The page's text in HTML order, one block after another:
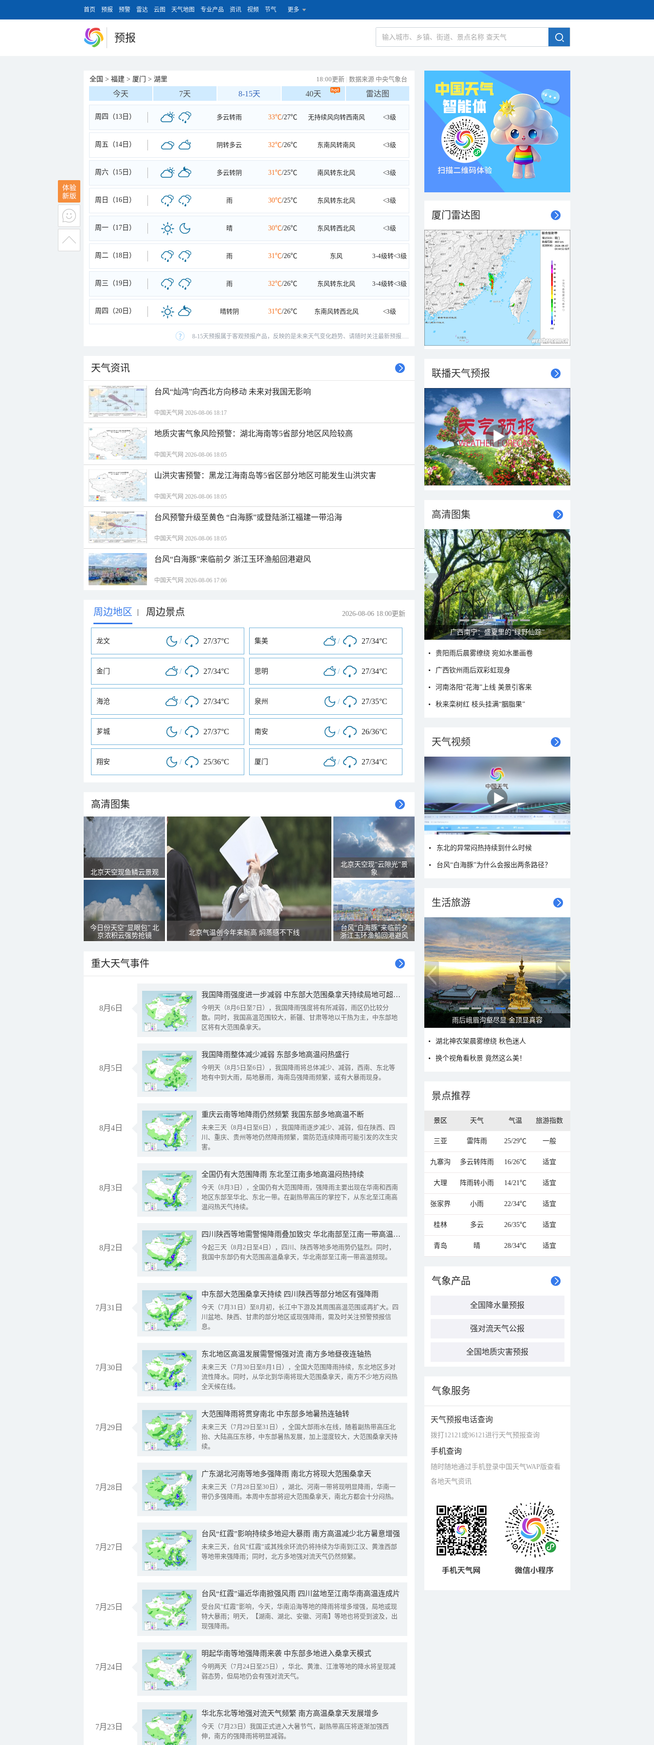
首页 预报 预警 雷达 云图 天气地图 专业产品 资讯 视频 节气 更多
预报
全国 > 福建 > 厦门 > 湖里 18:00更新 | 数据来源 中央气象台
今天 7天 8-15天 40天 雷达图
周四（13日） 多云转雨 33℃/27℃ 无持续风向转西南风 <3级
周五（14日） 阴转多云 32℃/26℃ 东南风转南风 <3级
周六（15日） 多云转阴 31℃/25℃ 南风转东北风 <3级
周日（16日） 雨 30℃/25℃ 东风转东北风 <3级
周一（17日） 晴 30℃/26℃ 东风转西北风 <3级
周二（18日） 雨 31℃/26℃ 东风 3-4级转<3级
周三（19日） 雨 32℃/26℃ 东风转东北风 3-4级转<3级
周四（20日） 晴转阴 31℃/26℃ 东南风转西北风 <3级
8-15天预报属于客观预报产品，反映的是未来天气变化趋势、请随时关注最新预报.....
天气资讯
台风“灿鸿”向西北方向移动 未来对我国无影响
中国天气网 2026-08-06 18:17
地质灾害气象风险预警：湖北海南等5省部分地区风险较高
中国天气网 2026-08-06 18:05
山洪灾害预警：黑龙江海南岛等5省区部分地区可能发生山洪灾害
中国天气网 2026-08-06 18:05
台风预警升级至黄色 “白海豚”或登陆浙江福建一带沿海
中国天气网 2026-08-06 18:05
台风“白海豚”来临前夕 浙江玉环渔船回港避风
中国天气网 2026-08-06 17:06
周边地区 | 周边景点 2026-08-06 18:00更新
龙文 / 27/37°C 集美 / 27/34°C
金门 / 27/34°C 思明 / 27/34°C
海沧 / 27/34°C 泉州 / 27/35°C
芗城 / 27/37°C 南安 / 26/36°C
翔安 / 25/36°C 厦门 / 27/34°C
高清图集
北京天空现鱼鳞云景观
今日份天空“显眼包” 北
京浓积云强势抢镜
北京气温创今年来新高 焖蒸感不下线
北京天空现“云隙光”景
象
台风“白海豚”来临前夕
浙江玉环渔船回港避风
重大天气事件
8月6日
我国降雨强度进一步减弱 中东部大范围桑拿天持续局地可超38℃
今明天（8月6日至7日），我国降雨强度将有所减弱，雨区仍比较分
散。同时，我国高温范围较大，新疆、甘肃等地以干热为主，中东部地
区将有大范围桑拿天。
8月5日
我国降雨整体减少减弱 东部多地高温闷热盛行
今明天（8月5日至6日），我国降雨将总体减少、减弱，西南、东北等
地有中到大雨，局地暴雨，海南岛强降雨频繁，或有大暴雨现身。
8月4日
重庆云南等地降雨仍然频繁 我国东部多地高温不断
未来三天（8月4日至6日），我国降雨逐步减少、减弱，但在陕西、四
川、重庆、贵州等地仍然降雨频繁，需防范连续降雨可能引发的次生灾
害。
8月3日
全国仍有大范围降雨 东北至江南多地高温闷热持续
今天（8月3日），全国仍有大范围降雨，强降雨主要出现在华南和西南
地区东部至华北、东北一带。在副热带高压的掌控下，从东北至江南高
温闷热天气持续。
8月2日
四川陕西等地需警惕降雨叠加致灾 华北南部至江南一带高温频现
今起三天（8月2日至4日），四川、陕西等地多地雨势仍猛烈。同时，
我国中东部仍有大范围高温桑拿天，华北南部至江南一带高温频现。
7月31日
中东部大范围桑拿天持续 四川陕西等部分地区有强降雨
今天（7月31日）至8月初，长江中下游及其周围高温范围或再扩大。四
川盆地、陕西、甘肃的部分地区或现强降雨，需及时关注预警预报信
息。
7月30日
东北地区高温发展需警惕强对流 南方多地昼夜连轴热
未来三天（7月30日至8月1日），全国大范围降雨持续，东北地区多对
流性降水。同时，从华北到华南将现大范围桑拿天，南方不少地方闷热
全天候在线。
7月29日
大范围降雨将贯穿南北 中东部多地暑热连轴转
未来三天（7月29日至31日），全国大部雨水在线，随着副热带高压北
抬、大陆高压东移，中东部暑热发展，加上湿度较大，大范围桑拿天持
续。
7月28日
广东湖北河南等地多强降雨 南北方将现大范围桑拿天
未来三天（7月28日至30日），湖北、河南一带将现明显降雨，华南一
带仍多强降雨。本周中东部将迎大范围桑拿天，南北方都会十分闷热。
7月27日
台风“红霞”影响持续多地迎大暴雨 南方高温减少北方暑意增强
未来三天，台风“红霞”或其残余环流仍将持续为华南到江汉、黄淮西部
等地带来强降雨；同时，北方多地强对流天气仍然频繁。
7月25日
台风“红霞”逼近华南掀强风雨 四川盆地至江南华南高温连成片
受台风“红霞”影响，今天，华南沿海等地的降雨将增多增强，局地或现
特大暴雨；明天，【湖南、湖北、安徽、河南】等地也将受到波及，出
现强降雨。
7月24日
明起华南等地强降雨来袭 中东部多地进入桑拿天模式
今明两天（7月24日至25日），华北、黄淮、江淮等地的降水将呈现减
弱态势，但局地仍会有强对流天气。
7月23日
华北东北等地强对流天气频繁 南方高温桑拿天发展增多
今天（7月23日）我国正式进入大暑节气，副热带高压将逐渐加强西
伸，南方的强降雨将明显减弱。
厦门雷达图
联播天气预报
高清图集
广西南宁：盛夏里的“绿野仙踪”
贵阳雨后晨雾缭绕 宛如水墨画卷
广西钦州雨后双彩虹现身
河南洛阳“花海”上线 美景引客来
秋来栾树红 枝头挂满“胭脂果”
天气视频
东北的异常闷热持续到什么时候
台风“白海豚”为什么会报出两条路径？
生活旅游
雨后峨眉沟壑尽显 金顶显真容
湖北神农架晨雾缭绕 秋色迷人
换个视角看秋景 竟然这么美！
景点推荐
景区 天气 气温 旅游指数
三亚 雷阵雨 25/29℃ 一般
九寨沟 多云转阵雨 16/26℃ 适宜
大理 阵雨转小雨 14/21℃ 适宜
张家界 小雨 22/34℃ 适宜
桂林 多云 26/35℃ 适宜
青岛 晴 28/34℃ 适宜
气象产品
全国降水量预报
强对流天气公报
全国地质灾害预报
气象服务
天气预报电话查询
拨打12121或96121进行天气预报查询
手机查询
随时随地通过手机登录中国天气WAP版查看
各地天气资讯